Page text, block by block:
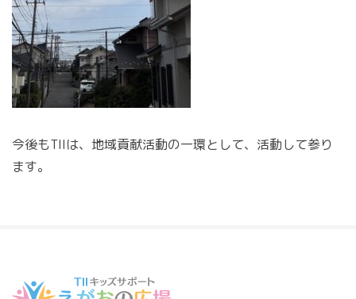
今後もTIIは、地域貢献活動の一環として、活動して参り
ます。